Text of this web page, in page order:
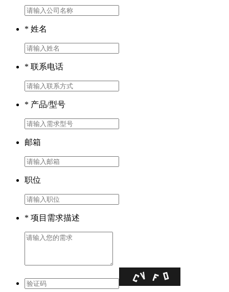
* 姓名
* 联系电话
* 产品/型号
邮箱
职位
* 项目需求描述